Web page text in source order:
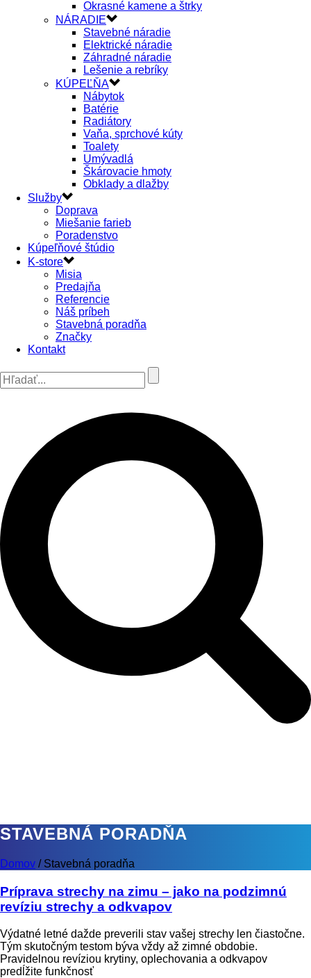
Okrasné kamene a štrky
NÁRADIE
Stavebné náradie
Elektrické náradie
Záhradné náradie
Lešenie a rebríky
KÚPEĽŇA
Nábytok
Batérie
Radiátory
Vaňa, sprchové kúty
Toalety
Umývadlá
Škárovacie hmoty
Obklady a dlažby
Služby
Doprava
Miešanie farieb
Poradenstvo
Kúpeľňové štúdio
K-store
Misia
Predajňa
Referencie
Náš príbeh
Stavebná poradňa
Značky
Kontakt
STAVEBNÁ PORADŇA
Domov / Stavebná poradňa
Príprava strechy na zimu – jako na podzimnú
revíziu strechy a odkvapov
Výdatné letné dažde preverili stav vašej strechy len čiastočne.
Tým skutočným testom býva vždy až zimné obdobie.
Pravidelnou revíziou krytiny, oplechovania a odkvapov
predĺžite funkčnosť